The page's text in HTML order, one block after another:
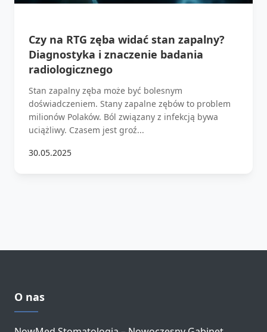
Czy na RTG zęba widać stan zapalny?
Diagnostyka i znaczenie badania
radiologicznego
Stan zapalny zęba może być bolesnym
doświadczeniem. Stany zapalne zębów to problem
milionów Polaków. Ból związany z infekcją bywa
uciążliwy. Czasem jest groź...
30.05.2025
O nas